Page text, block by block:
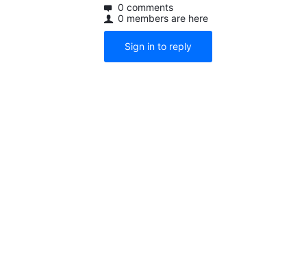
0 comments
0 members are here
Sign in to reply